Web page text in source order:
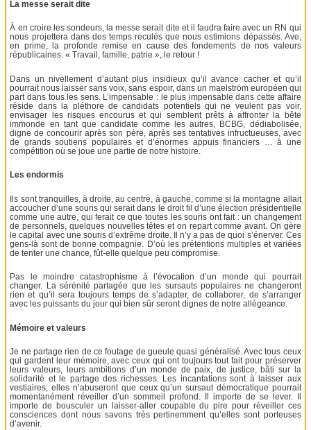
La messe serait dite
À en croire les sondeurs, la messe serait dite et il faudra faire avec un RN qui
nous projettera dans des temps reculés que nous estimions dépassés. Ave,
en prime, la profonde remise en cause des fondements de nos valeurs
républicaines. « Travail, famille, patrie », le retour !
Dans un nivellement d’autant plus insidieux qu’il avance cacher et qu’il
pourrait nous laisser sans voix, sans espoir, dans un maelström européen qui
part dans tous les sens. L’impensable : le plus impensable dans cette affaire
réside dans la pléthore de candidats potentiels qui ne veulent pas voir,
envisager les risques encourus et qui semblent prêts à affronter la bête
immonde en tant que candidate comme les autres, BCBG, dédiabolisée,
digne de concourir après son père, après ses tentatives infructueuses, avec
de grands soutiens populaires et d’énormes appuis financiers … à une
compétition où se joue une partie de notre histoire.
Les endormis
Ils sont tranquilles, à droite, au centre, à gauche, comme si la montagne allait
accoucher d’une souris qui serait dans le droit fil d’une élection présidentielle
comme une autre, qui ferait ce que toutes les souris ont fait : un changement
de personnels, quelques nouvelles têtes et on repart comme avant. On gère
le capital avec une souris d’extrême droite. Il n’y a pas de quoi s’énerver. Ces
gens-là sont de bonne compagnie. D’où les prétentions multiples et variées
de tenter une chance, fût-elle quelque peu compromise.
Pas le moindre catastrophisme à l’évocation d’un monde qui pourrait
changer. La sérénité partagée que les sursauts populaires ne changeront
rien et qu’il sera toujours temps de s’adapter, de collaborer, de s’arranger
avec les puissants du jour qui bien sûr seront dignes de notre allégeance.
Mémoire et valeurs
Je ne partage rien de ce foutage de gueule quasi généralisé. Avec tous ceux
qui gardent leur mémoire, avec ceux qui ont toujours tout fait pour préserver
leurs valeurs, leurs ambitions d’un monde de paix, de justice, bâti sur la
solidarité et le partage des richesses. Les incantations sont à laisser aux
vestiaires, elles n’abuseront que ceux qu’un sursaut démocratique pourrait
momentanément réveiller d’un sommeil profond. Il importe de se lever. Il
importe de bousculer un laisser-aller coupable du pire pour réveiller ces
consciences dont nous savons très pertinemment qu’elles sont porteuses
d’avenir.